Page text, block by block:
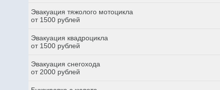
Эвакуация тяжолого мотоцикла
от 1500 рублей
Эвакуация квадроцикла
от 1500 рублей
Эвакуация снегохода
от 2000 рублей